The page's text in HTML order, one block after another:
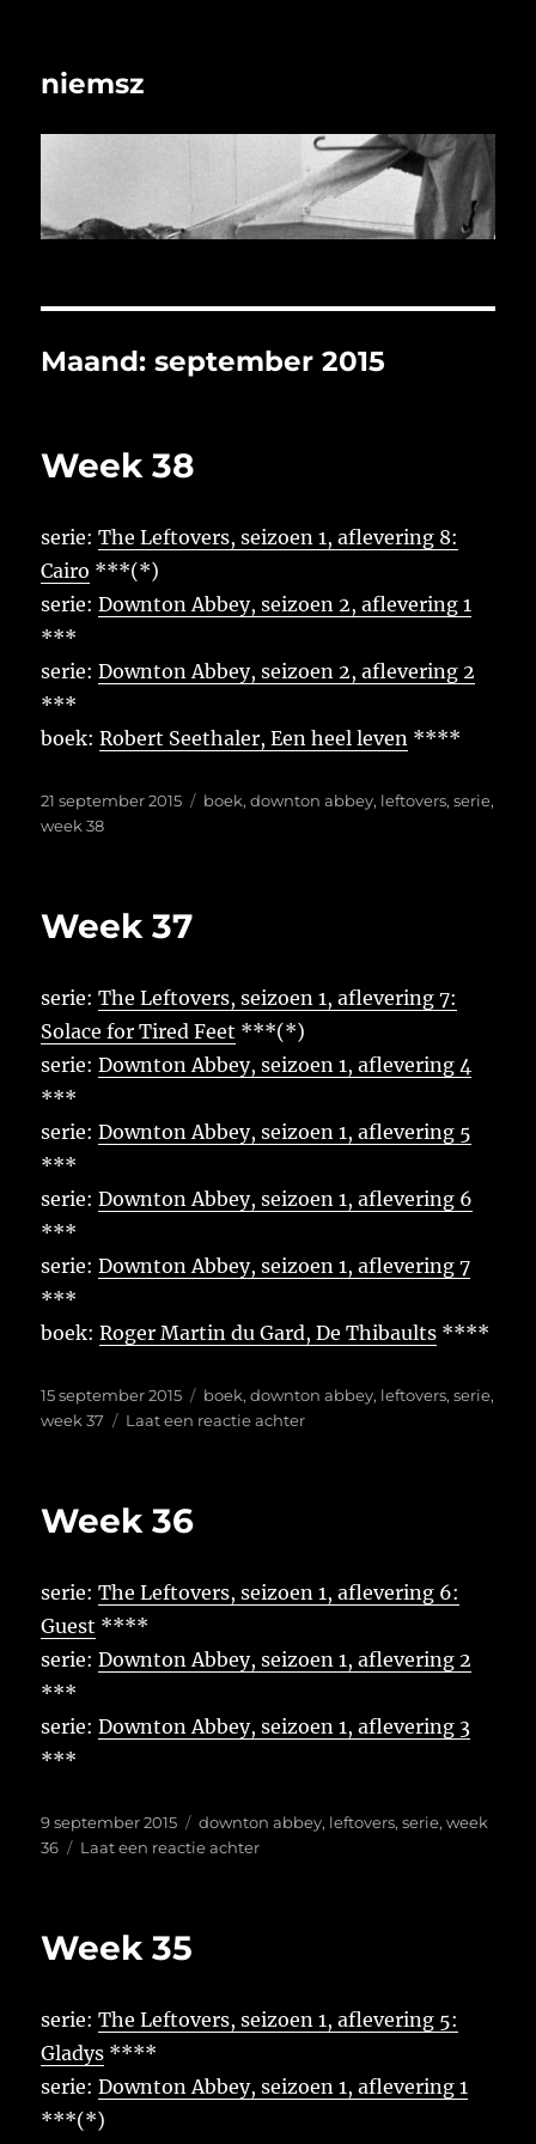
niemsz
Maand:september 2015
Week 38
serie:The Leftovers, seizoen 1, aflevering 8:
Cairo ***(*)
serie:Downton Abbey, seizoen 2, aflevering 1
***
serie:Downton Abbey, seizoen 2, aflevering 2
***
boek:Robert Seethaler, Een heel leven ****
Geplaatst
op
21 september 2015 Tags
boek,downton abbey, leftovers,serie,
week 38
Week 37
serie:The Leftovers, seizoen 1, aflevering 7:
Solace for Tired Feet ***(*)
serie:Downton Abbey, seizoen 1, aflevering 4
***
serie:Downton Abbey, seizoen 1, aflevering 5
***
serie:Downton Abbey, seizoen 1, aflevering 6
***
serie:Downton Abbey, seizoen 1, aflevering 7
***
boek:Roger Martin du Gard, De Thibaults ****
Geplaatst
op
15 september 2015 Tags
boek,downton abbey, leftovers,serie,
week 37
Laat een reactie achterop
Week 36
serie:The Leftovers, seizoen 1, aflevering 6:
Guest ****
serie:Downton Abbey, seizoen 1, aflevering 2
***
serie:Downton Abbey, seizoen 1, aflevering 3
***
Geplaatst
op
9 september 2015 Tags
downton abbey, leftovers,serie,week
36
Laat een reactie achterop
Week 35
serie:The Leftovers, seizoen 1, aflevering 5:
Gladys ****
serie:Downton Abbey, seizoen 1, aflevering 1
***(*)